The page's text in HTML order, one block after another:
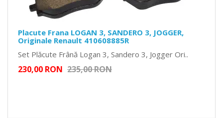
Placute Frana LOGAN 3, SANDERO 3, JOGGER,
Originale Renault 410608885R
Set Plăcute Frână Logan 3, Sandero 3, Jogger Ori..
230,00 RON 235,00 RON